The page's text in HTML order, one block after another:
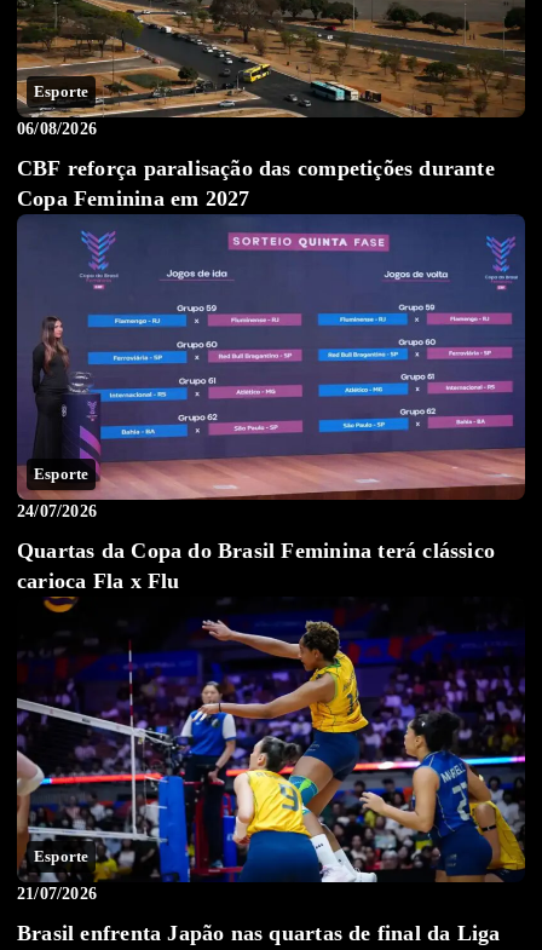
Esporte
06/08/2026
CBF reforça paralisação das competições durante
Copa Feminina em 2027
Esporte
24/07/2026
Quartas da Copa do Brasil Feminina terá clássico
carioca Fla x Flu
Esporte
21/07/2026
Brasil enfrenta Japão nas quartas de final da Liga